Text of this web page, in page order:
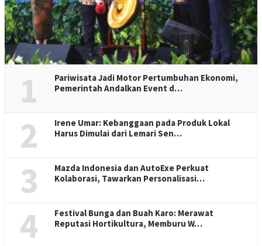
1
Pariwisata Jadi Motor Pertumbuhan Ekonomi,
Pemerintah Andalkan Event d…
2
Irene Umar: Kebanggaan pada Produk Lokal
Harus Dimulai dari Lemari Sen…
3
Mazda Indonesia dan AutoExe Perkuat
Kolaborasi, Tawarkan Personalisasi…
4
Festival Bunga dan Buah Karo: Merawat
Reputasi Hortikultura, Memburu W…